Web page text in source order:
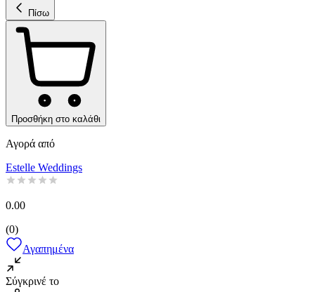
Πίσω
Προσθήκη στο καλάθι
Αγορά από
Estelle Weddings
0.00
(0)
Αγαπημένα
Σύγκρινέ το